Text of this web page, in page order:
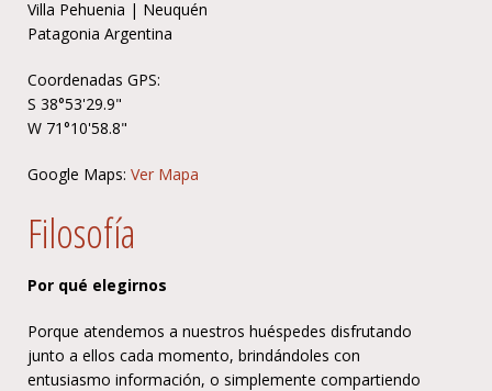
Villa Pehuenia | Neuquén
Patagonia Argentina
Coordenadas GPS:
S 38°53'29.9"
W 71°10'58.8"
Google Maps: Ver Mapa
Filosofía
Por qué elegirnos
Porque atendemos a nuestros huéspedes disfrutando
junto a ellos cada momento, brindándoles con
entusiasmo información, o simplemente compartiendo